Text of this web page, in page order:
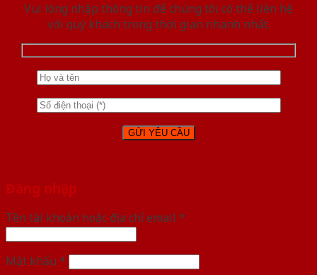
Vui lòng nhập thông tin để chúng tôi có thể liên hệ
với quý khách trong thời gian nhanh nhất.
Đăng nhập
Tên tài khoản hoặc địa chỉ email *
Mật khẩu *